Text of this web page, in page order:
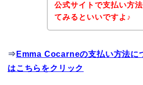
公式サイトで支払い方
てみるといいですよ♪
⇒ Emma Cocarneの支払い方法に
はこちらをクリック